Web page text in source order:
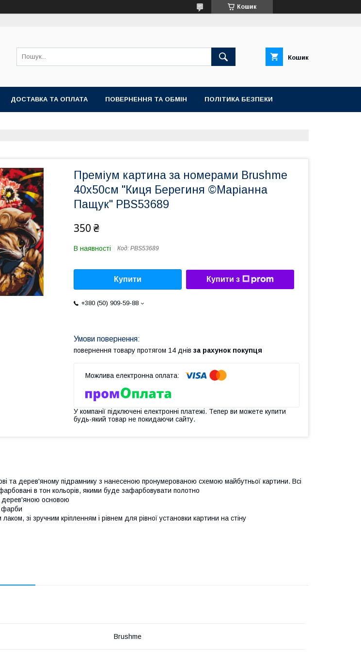
Кошик
Кошик
ДОСТАВКА ТА ОПЛАТА ПОВЕРНЕННЯ ТА ОБМІН ПОЛІТИКА БЕЗПЕКИ
Преміум картина за номерами Brushme
40x50см "Киця Берегиня ©Маріанна
Пащук" PBS53689
350 ₴
В наявності Код: PBS53689
Купити Купити з
+380 (50) 909-59-88
повернення товару протягом 14 днів за рахунок покупця
У компанії підключені електронні платежі. Тепер ви можете купити
будь-який товар не покидаючи сайту.
та дерев'яному підрамнику з нанесеною пронумерованою схемою майбутньої картини. Всі
в тон кольорів, якими буде зафарбовувати полотно
дерев'яною основою
фарби
зі зручним кріпленням і рівнем для рівної установки картини на стіну
Brushme